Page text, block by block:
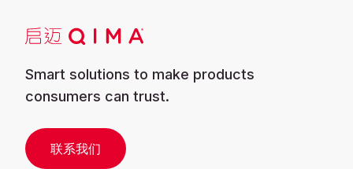
Smart solutions to make products
consumers can trust.
联系我们